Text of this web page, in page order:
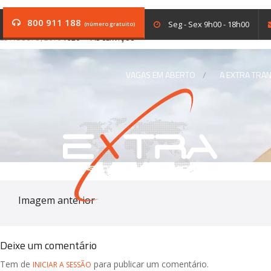
800 911 188 (número gratuito) Seg - Sex 9h00 - 18h00
VAGAS EM ABERTO A EXTRA
background-13
25 AGOSTO, 20161920 × 443SERVIÇOS
Imagem anterior
Deixe um comentário
Tem de INICIAR A SESSÃO para publicar um comentário.